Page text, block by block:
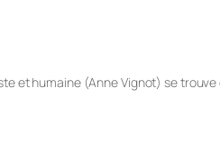
et humaine (Anne Vignot) se